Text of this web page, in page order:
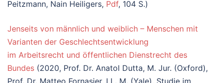
Peitzmann, Nain Heiligers, Pdf, 104 S.)
Jenseits von männlich und weiblich – Menschen mit
Varianten der Geschlechtsentwicklung
im Arbeitsrecht und öffentlichen Dienstrecht des
Bundes (2020, Prof. Dr. Anatol Dutta, M. Jur. (Oxford),